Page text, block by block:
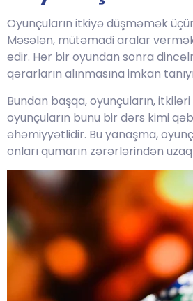
Oyunçuların itkiyə düşməmək
Məsələn, mütəmadi aralar
edir. Hər bir oyundan sonra
qərarların alınmasına imkan
Bundan başqa, oyunçuların,
oyunçuların bunu bir dərs kimi
əhəmiyyətlidir. Bu yanaşma,
onları qumarın zərərlərindən